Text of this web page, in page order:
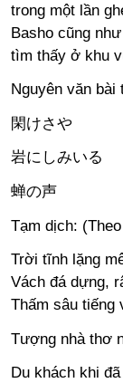
trong một lần
Basho cũng
tìm thấy ở khu
Nguyên văn
閑けさや
岩にしみいる
蝉の声
Tạm dịch:
Trời tĩnh lặng
Vách đá dựng,
Thấm sâu tiếng
Tượng nhà thơ
Du khách khi